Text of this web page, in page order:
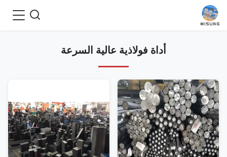
أداة فولاذية عالية السرعة